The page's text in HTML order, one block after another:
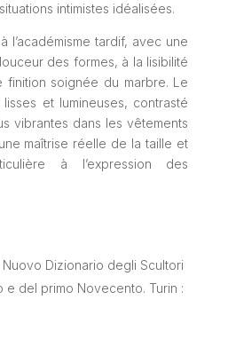
intimistes idéalisées.
l’académisme tardif, avec une
des formes, à la lisibilité
finition soignée du marbre. Le
et lumineuses, contrasté
vibrantes dans les vêtements
maîtrise réelle de la taille et
à l’expression des
Nuovo Dizionario degli Scultori
e del primo Novecento. Turin :